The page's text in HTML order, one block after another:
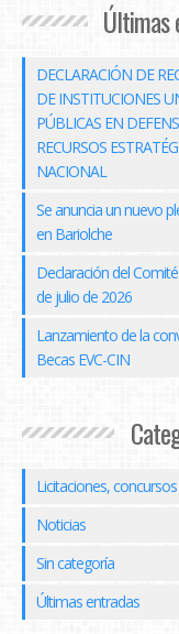
Últimas
DECLARACIÓN DE
DE INSTITUCIONES
PÚBLICAS EN
RECURSOS
NACIONAL
Se anuncia un nuevo
en Bariolche
Declaración del
de julio de 2026
Lanzamiento de la
Becas EVC-CIN
Licitaciones,
Noticias
Sin categoría
Últimas entradas